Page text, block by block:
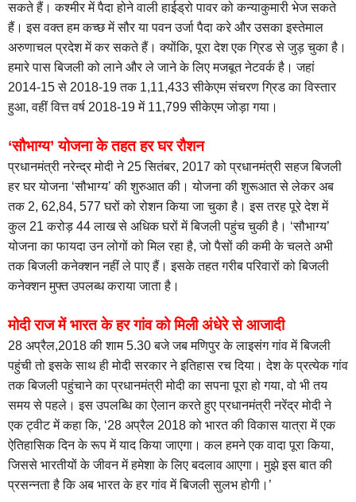
सकते हैं। कश्मीर में पैदा होने वाली हाईड्रो पावर को कन्याकुमारी भेज सकते
हैं। इस वक्त हम कच्छ में सौर या पवन उर्जा पैदा करे और उसका इस्तेमाल
अरुणाचल प्रदेश में कर सकते हैं। क्योंकि, पूरा देश एक ग्रिड से जुड़ चुका है।
हमारे पास बिजली को लाने और ले जाने के लिए मजबूत नेटवर्क है। जहां
2014-15 से 2018-19 तक 1,11,433 सीकेएम संचरण ग्रिड का विस्तार
हुआ, वहीं वित्त वर्ष 2018-19 में 11,799 सीकेएम जोड़ा गया।
‘सौभाग्य’ योजना के तहत हर घर रौशन
प्रधानमंत्री नरेन्द्र मोदी ने 25 सितंबर, 2017 को प्रधानमंत्री सहज बिजली
हर घर योजना ‘सौभाग्य’ की शुरुआत की। योजना की शुरूआत से लेकर अब
तक 2, 62,84, 577 घरों को रोशन किया जा चुका है। इस तरह पूरे देश में
कुल 21 करोड़ 44 लाख से अधिक घरों में बिजली पहुंच चुकी है। ‘सौभाग्य’
योजना का फायदा उन लोगों को मिल रहा है, जो पैसों की कमी के चलते अभी
तक बिजली कनेक्शन नहीं ले पाए हैं। इसके तहत गरीब परिवारों को बिजली
कनेक्शन मुफ्त उपलब्ध कराया जाता है।
मोदी राज में भारत के हर गांव को मिली अंधेरे से आजादी
28 अप्रैल,2018 की शाम 5.30 बजे जब मणिपुर के लाइसंग गांव में बिजली
पहुंची तो इसके साथ ही मोदी सरकार ने इतिहास रच दिया। देश के प्रत्येक गांव
तक बिजली पहुंचाने का प्रधानमंत्री मोदी का सपना पूरा हो गया, वो भी तय
समय से पहले। इस उपलब्धि का ऐलान करते हुए प्रधानमंत्री नरेंद्र मोदी ने
एक ट्वीट में कहा कि, ‘28 अप्रैल 2018 को भारत की विकास यात्रा में एक
ऐतिहासिक दिन के रूप में याद किया जाएगा। कल हमने एक वादा पूरा किया,
जिससे भारतीयों के जीवन में हमेशा के लिए बदलाव आएगा। मुझे इस बात की
प्रसन्नता है कि अब भारत के हर गांव में बिजली सुलभ होगी।’